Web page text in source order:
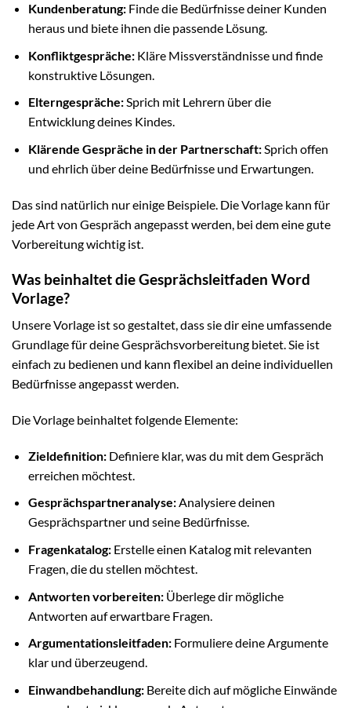
Kundenberatung:Finde die Bedürfnisse deiner Kunden
heraus und biete ihnen die passende Lösung.
Konfliktgespräche:Kläre Missverständnisse und finde
konstruktive Lösungen.
Elterngespräche:Sprich mit Lehrern über die
Entwicklung deines Kindes.
Klärende Gespräche in der Partnerschaft:Sprich offen
und ehrlich über deine Bedürfnisse und Erwartungen.
Das sind natürlich nur einige Beispiele. Die Vorlage kann für
jede Art von Gespräch angepasst werden, bei dem eine gute
Vorbereitung wichtig ist.
Was beinhaltet die Gesprächsleitfaden Word
Vorlage?
Unsere Vorlage ist so gestaltet, dass sie dir eine umfassende
Grundlage für deine Gesprächsvorbereitung bietet. Sie ist
einfach zu bedienen und kann flexibel an deine individuellen
Bedürfnisse angepasst werden.
Die Vorlage beinhaltet folgende Elemente:
Zieldefinition:Definiere klar, was du mit dem Gespräch
erreichen möchtest.
Gesprächspartneranalyse:Analysiere deinen
Gesprächspartner und seine Bedürfnisse.
Fragenkatalog:Erstelle einen Katalog mit relevanten
Fragen, die du stellen möchtest.
Antworten vorbereiten:Überlege dir mögliche
Antworten auf erwartbare Fragen.
Argumentationsleitfaden:Formuliere deine Argumente
klar und überzeugend.
Einwandbehandlung:Bereite dich auf mögliche Einwände